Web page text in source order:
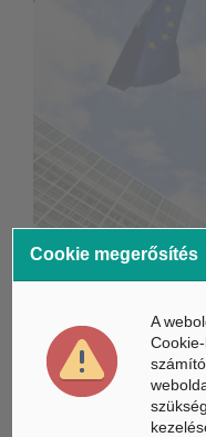
Életbe léptek az
új szabályai
Gyorsabbá válhat a
mesterséges
Látó
mozgáskorlátozott
Cookie megerősítés
A